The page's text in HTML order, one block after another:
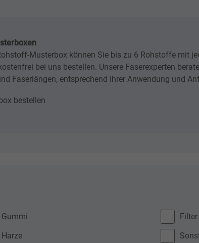
Musterbox können Sie bis zu 6 Rohstoffe mit
bei uns bestellen. Unsere Faserexperten
Faserlängen, entsprechend Ihrer Anwendung und
bestellen
Gummi
Harze
Filter